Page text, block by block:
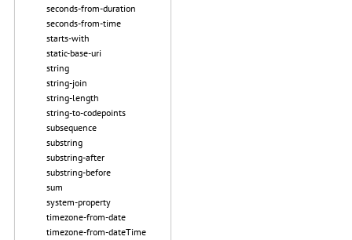
seconds-from-duration
seconds-from-time
starts-with
static-base-uri
string
string-join
string-length
string-to-codepoints
subsequence
substring
substring-after
substring-before
sum
system-property
timezone-from-date
timezone-from-dateTime